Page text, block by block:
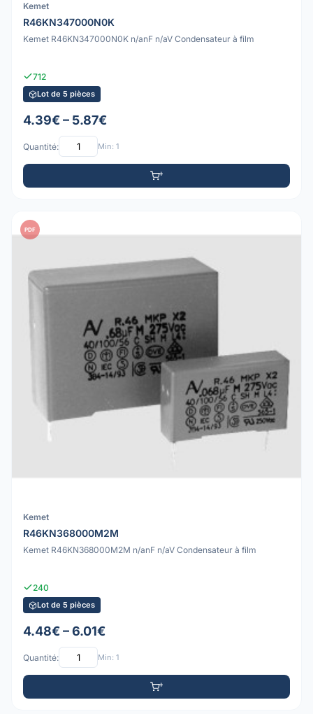
Kemet
R46KN347000N0K
Kemet R46KN347000N0K n/anF n/aV Condensateur à film
712
Lot de 5 pièces
4.39€ – 5.87€
Quantité: Min: 1
PDF
Kemet
R46KN368000M2M
Kemet R46KN368000M2M n/anF n/aV Condensateur à film
240
Lot de 5 pièces
4.48€ – 6.01€
Quantité: Min: 1